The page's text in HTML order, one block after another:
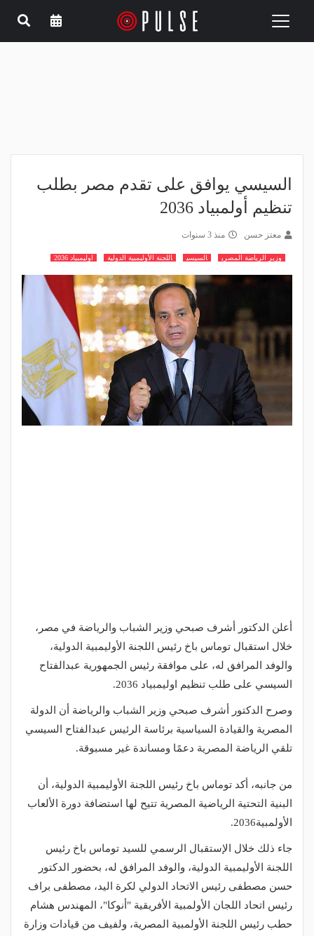
Toggle
السيسي يوافق على تقدم مصر بطلب
تنظيم أولمبياد 2036
معتز حسن منذ 3 سنوات
وزير الرياضة المصري السيسي اللجنة الأوليمبية الدولية اوليمبياد 2036
أعلن الدكتور أشرف صبحي وزير الشباب والرياضة في مصر،
خلال استقبال توماس باخ رئيس اللجنة الأوليمبية الدولية،
والوفد المرافق له، على موافقة رئيس الجمهورية عبدالفتاح
السيسي على طلب تنظيم اوليمبياد 2036.
وصرح الدكتور أشرف صبحي وزير الشباب والرياضة أن الدولة
المصرية والقيادة السياسية برئاسة الرئيس عبدالفتاح السيسي
تلقي الرياضة المصرية دعمًا ومساندة غير مسبوقة.
من جانبه، أكد توماس باخ رئيس اللجنة الأوليمبية الدولية، أن
البنية التحتية الرياضية المصرية تتيح لها استضافة دورة الألعاب
الأولمبية2036.
جاء ذلك خلال الإستقبال الرسمي للسيد توماس باخ رئيس
اللجنة الأوليمبية الدولية، والوفد المرافق له، بحضور الدكتور
حسن مصطفى رئيس الاتحاد الدولي لكرة اليد، مصطفى براف
رئيس اتحاد اللجان الأولمبية الأفريقية "أنوكا"، المهندس هشام
حطب رئيس اللجنة الأولمبية المصرية، ولفيف من قيادات وزارة